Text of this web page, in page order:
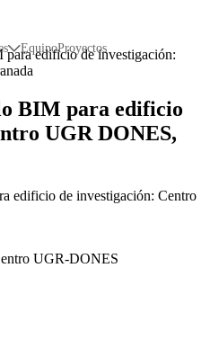
EquipoProyectos
edificio de investigación:
BIM para edificio
UGR DONES,
UGR-DONES